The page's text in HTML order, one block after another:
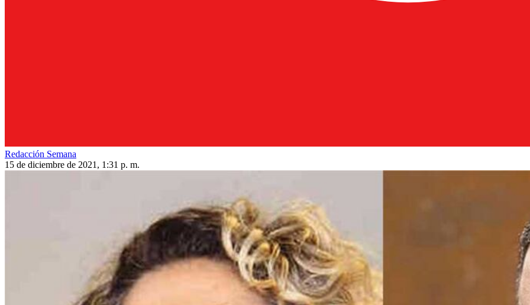
Redacción Semana
15 de diciembre de 2021, 1:31 p. m.